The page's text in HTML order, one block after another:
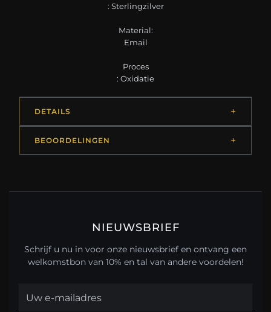
: Sterlingzilver
Material:
Email
Proces
: Oxidatie
DETAILS
BEOORDELINGEN
NIEUWSBRIEF
Schrijf u nu in voor onze nieuwsbrief en ontvang een
welkomstbon van 10% en tal van andere voordelen!